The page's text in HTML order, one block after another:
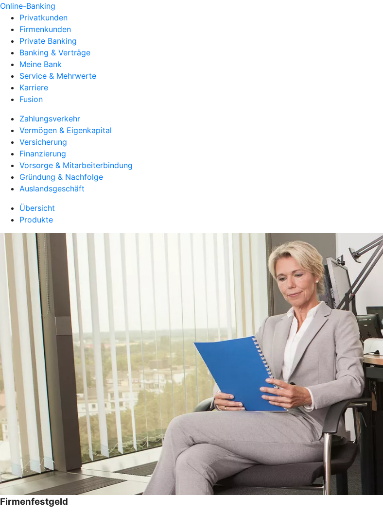
Online-Banking
Privatkunden
Firmenkunden
Private Banking
Banking & Verträge
Meine Bank
Service & Mehrwerte
Karriere
Fusion
Zahlungsverkehr
Vermögen & Eigenkapital
Versicherung
Finanzierung
Vorsorge & Mitarbeiterbindung
Gründung & Nachfolge
Auslandsgeschäft
Übersicht
Produkte
Firmenfestgeld